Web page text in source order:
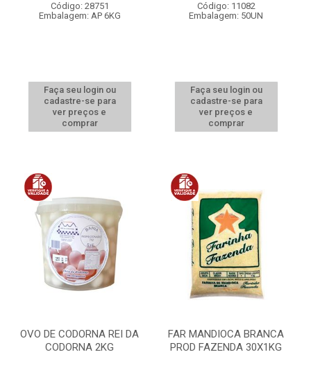
Código: 28751
Embalagem: AP 6KG
Faça seu login ou
cadastre-se para
ver preços e
comprar
Código: 11082
Embalagem: 50UN
Faça seu login ou
cadastre-se para
ver preços e
comprar
OVO DE CODORNA REI DA
CODORNA 2KG
FAR MANDIOCA BRANCA
PROD FAZENDA 30X1KG